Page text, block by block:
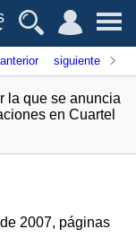
anterior siguiente
la que se anuncia
en Cuartel
2007, páginas